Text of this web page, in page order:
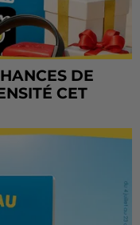
DE
CET